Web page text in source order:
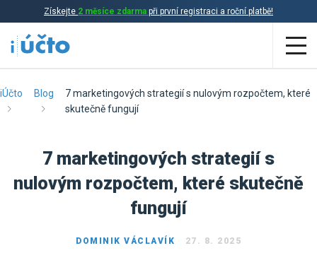
Získejte 2 měsíce zdarma při první registraci a roční platbě!
Aplikace
Daňová evidence
Fakturace
Přehled funkcí
Online účetnictví
Ceník
iÚčto Blog
7 marketingových strategií s nulovým rozpočtem, které
skutečně fungují
7 marketingových strategií s
nulovým rozpočtem, které skutečně
fungují
DOMINIK VÁCLAVÍK 27. 8. 2025